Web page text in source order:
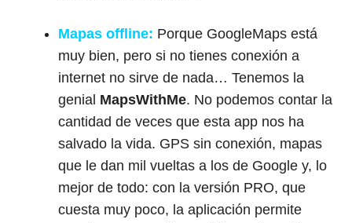
Mapas offline: Porque GoogleMaps está
muy bien, pero si no tienes conexión a
internet no sirve de nada… Tenemos la
genial MapsWithMe. No podemos contar la
cantidad de veces que esta app nos ha
salvado la vida. GPS sin conexión, mapas
que le dan mil vueltas a los de Google y, lo
mejor de todo: con la versión PRO, que
cuesta muy poco, la aplicación permite